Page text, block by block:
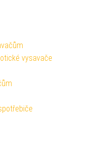
vysavače